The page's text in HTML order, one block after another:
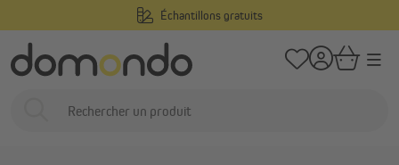
Échantillons gratuits
Moustiquaires pour
fenêtres